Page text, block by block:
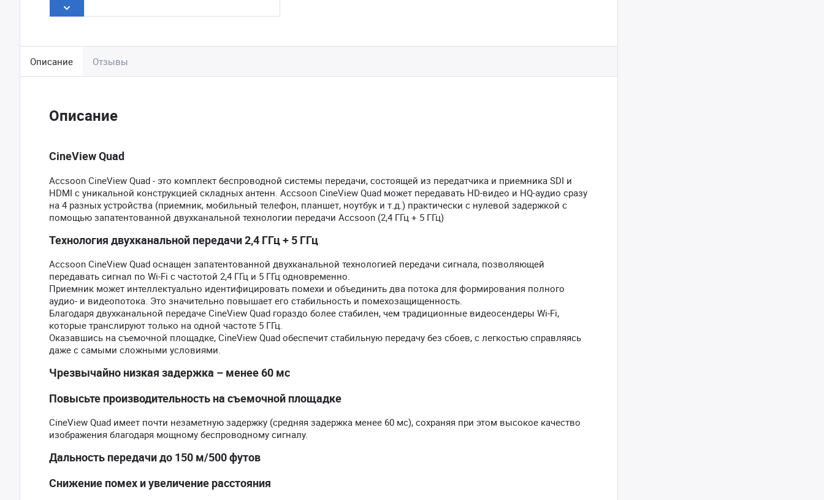
Описание Отзывы
Описание
CineView Quad
Accsoon CineView Quad - это комплект беспроводной системы передачи, состоящей из передатчика и приемника SDI и
HDMI с уникальной конструкцией складных антенн. Accsoon CineView Quad может передавать HD-видео и HQ-аудио сразу
на 4 разных устройства (приемник, мобильный телефон, планшет, ноутбук и т.д.) практически с нулевой задержкой с
помощью запатентованной двухканальной технологии передачи Accsoon (2,4 ГГц + 5 ГГц)
Технология двухканальной передачи 2,4 ГГц + 5 ГГц
Accsoon CineView Quad оснащен запатентованной двухканальной технологией передачи сигнала, позволяющей
передавать сигнал по Wi-Fi с частотой 2,4 ГГц и 5 ГГц одновременно.
Приемник может интеллектуально идентифицировать помехи и объединить два потока для формирования полного
аудио- и видеопотока. Это значительно повышает его стабильность и помехозащищенность.
Благодаря двухканальной передаче CineView Quad гораздо более стабилен, чем традиционные видеосендеры Wi-Fi,
которые транслируют только на одной частоте 5 ГГц.
Оказавшись на съемочной площадке, CineView Quad обеспечит стабильную передачу без сбоев, с легкостью справляясь
даже с самыми сложными условиями.
Чрезвычайно низкая задержка – менее 60 мс
Повысьте производительность на съемочной площадке
CineView Quad имеет почти незаметную задержку (средняя задержка менее 60 мс), сохраняя при этом высокое качество
изображения благодаря мощному беспроводному сигналу.
Дальность передачи до 150 м/500 футов
Снижение помех и увеличение расстояния